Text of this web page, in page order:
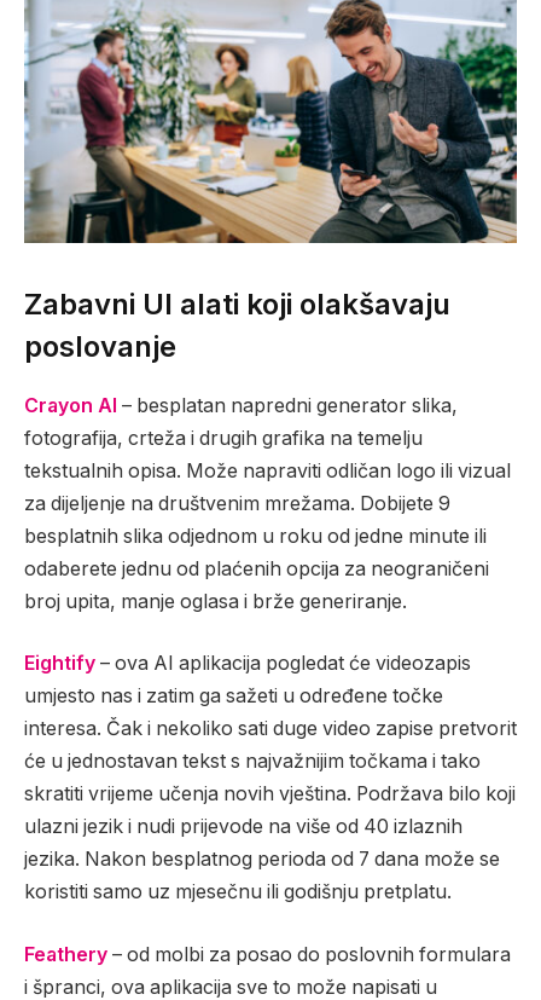
Zabavni UI alati koji olakšavaju
poslovanje
Crayon AI – besplatan napredni generator slika,
fotografija, crteža i drugih grafika na temelju
tekstualnih opisa. Može napraviti odličan logo ili vizual
za dijeljenje na društvenim mrežama. Dobijete 9
besplatnih slika odjednom u roku od jedne minute ili
odaberete jednu od plaćenih opcija za neograničeni
broj upita, manje oglasa i brže generiranje.
Eightify – ova AI aplikacija pogledat će videozapis
umjesto nas i zatim ga sažeti u određene točke
interesa. Čak i nekoliko sati duge video zapise pretvorit
će u jednostavan tekst s najvažnijim točkama i tako
skratiti vrijeme učenja novih vještina. Podržava bilo koji
ulazni jezik i nudi prijevode na više od 40 izlaznih
jezika. Nakon besplatnog perioda od 7 dana može se
koristiti samo uz mjesečnu ili godišnju pretplatu.
Feathery – od molbi za posao do poslovnih formulara
i špranci, ova aplikacija sve to može napisati u